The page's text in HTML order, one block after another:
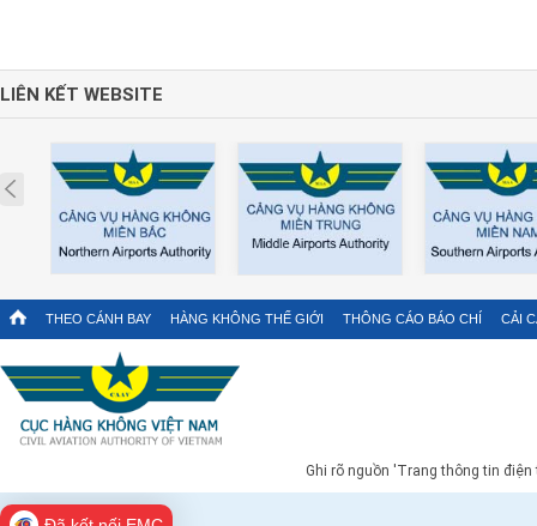
LIÊN KẾT WEBSITE
Prev
THEO CÁNH BAY HÀNG KHÔNG THẾ GIỚI THÔNG CÁO BÁO CHÍ CẢI
Ghi rõ nguồn 'Trang thông tin